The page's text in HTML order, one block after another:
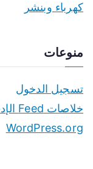
كهرباء وبنشر
منوعات
تسجيل الدخول
خلاصات Feed الإدخالات
WordPress.org